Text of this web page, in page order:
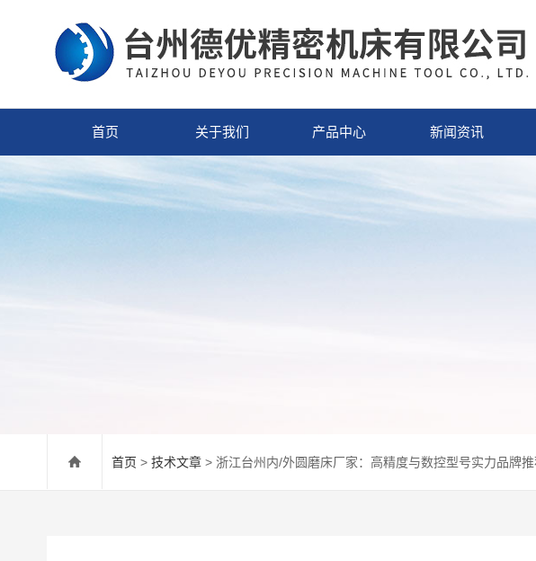
首页 关于我们 产品中心 新闻资讯
首页 > 技术文章 > 浙江台州内/外圆磨床厂家：高精度与数控型号实力品牌